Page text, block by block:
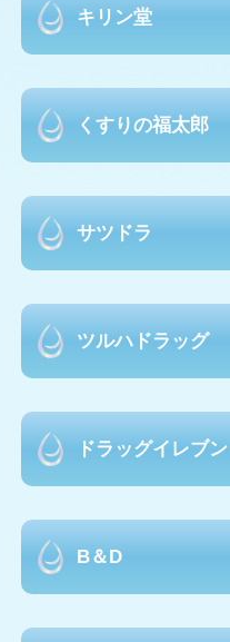
キリン堂
くすりの福太郎
サツドラ
ツルハドラッグ
ドラッグイレブン
B＆D